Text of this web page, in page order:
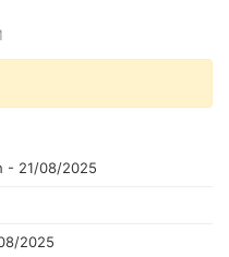
- 21/08/2025
2025